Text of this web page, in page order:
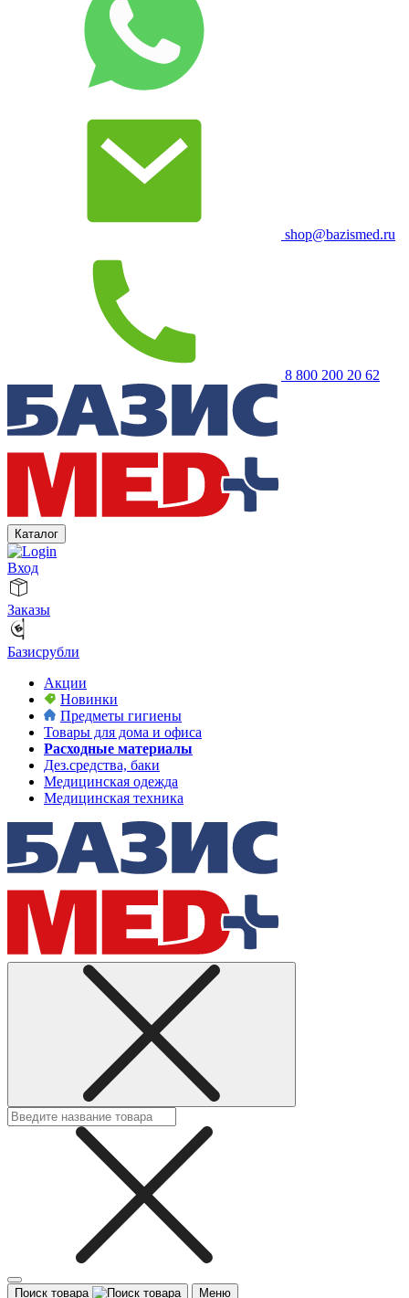
shop@bazismed.ru
8 800 200 20 62
Каталог
Вход
Заказы
Базисрубли
Акции
Новинки
Предметы гигиены
Товары для дома и офиса
Расходные материалы
Дез.средства, баки
Медицинская одежда
Медицинская техника
Поиск товара Меню